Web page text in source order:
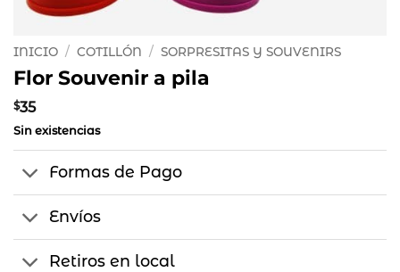
INICIO / COTILLÓN / SORPRESITAS Y SOUVENIRS
Flor Souvenir a pila
$35
Sin existencias
Formas de Pago
Envíos
Retiros en local